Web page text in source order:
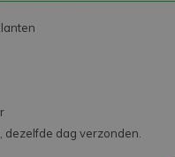
dezelfde dag verzonden.